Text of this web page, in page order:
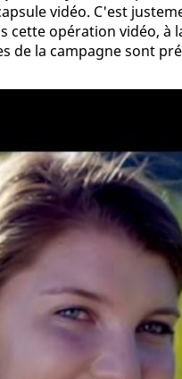
vidéo. C'est
cette opération vidéo,
de la campagne sont